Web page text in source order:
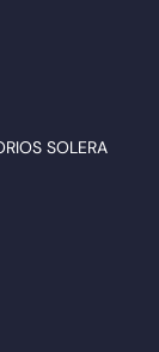
SOLERA